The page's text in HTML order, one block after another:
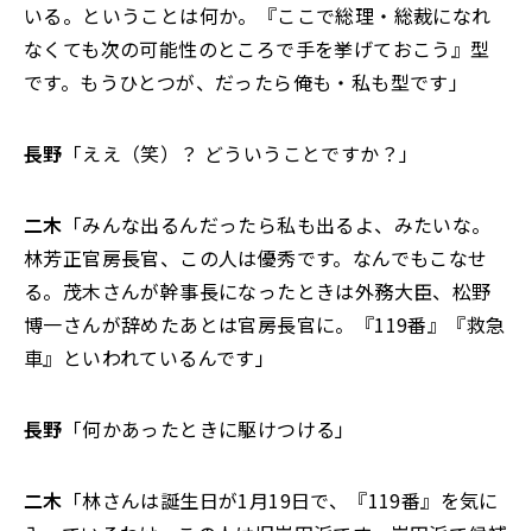
いる。ということは何か。『ここで総理・総裁になれ
なくても次の可能性のところで手を挙げておこう』型
です。もうひとつが、だったら俺も・私も型です」
長野 「ええ（笑）？ どういうことですか？」
二木 「みんな出るんだったら私も出るよ、みたいな。
林芳正官房長官、この人は優秀です。なんでもこなせ
る。茂木さんが幹事長になったときは外務大臣、松野
博一さんが辞めたあとは官房長官に。『119番』『救急
車』といわれているんです」
長野 「何かあったときに駆けつける」
二木 「林さんは誕生日が1月19日で、『119番』を気に